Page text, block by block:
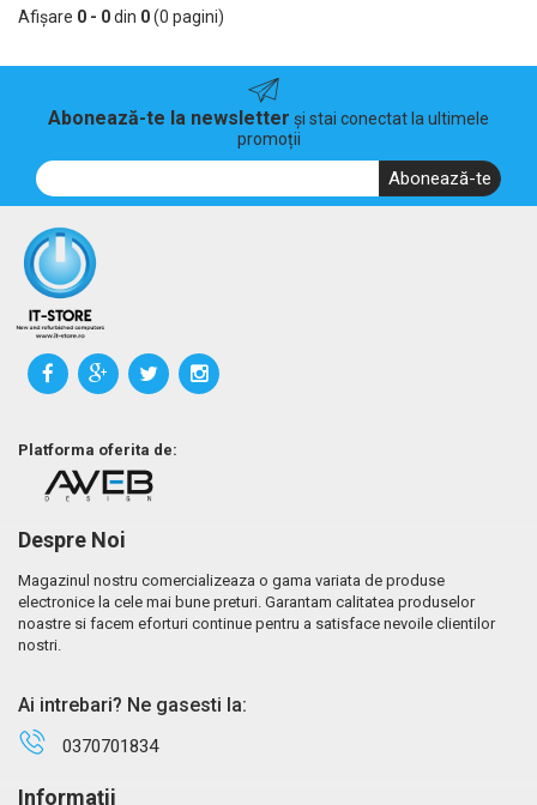
Afişare 0 - 0din 0(0 pagini)
Abonează-te la newsletter și stai conectat la ultimele
promoții
Abonează-te
Platforma oferita de:
Despre Noi
Magazinul nostru comercializeaza o gama variata de produse
electronice la cele mai bune preturi. Garantam calitatea produselor
noastre si facem eforturi continue pentru a satisface nevoile clientilor
nostri.
Ai intrebari? Ne gasesti la:
0370701834
Informaţii